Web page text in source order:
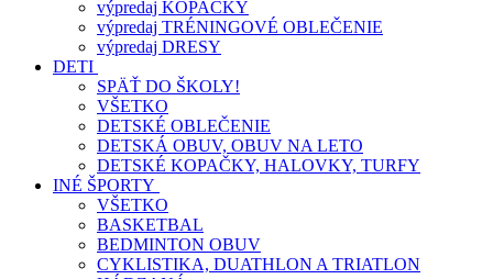
výpredaj KOPAČKY
výpredaj TRÉNINGOVÉ OBLEČENIE
výpredaj DRESY
DETI
SPÄŤ DO ŠKOLY!
VŠETKO
DETSKÉ OBLEČENIE
DETSKÁ OBUV, OBUV NA LETO
DETSKÉ KOPAČKY, HALOVKY, TURFY
INÉ ŠPORTY
VŠETKO
BASKETBAL
BEDMINTON OBUV
CYKLISTIKA, DUATHLON A TRIATLON